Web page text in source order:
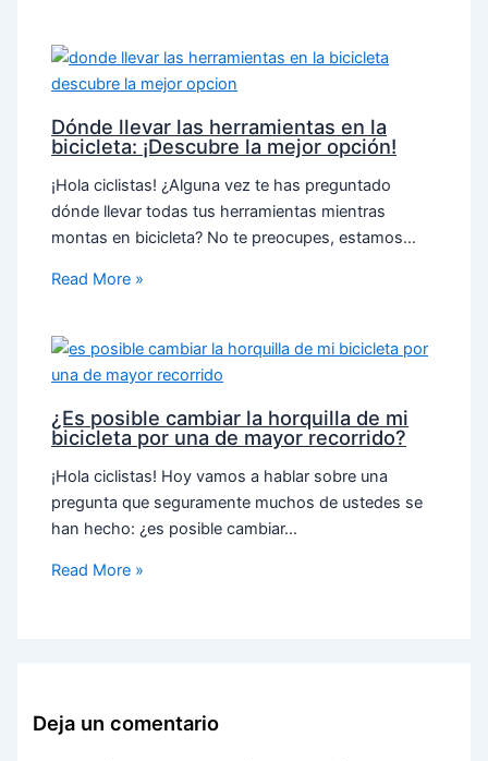
Dónde llevar las herramientas en la
bicicleta: ¡Descubre la mejor opción!
¡Hola ciclistas! ¿Alguna vez te has preguntado
dónde llevar todas tus herramientas mientras
montas en bicicleta? No te preocupes, estamos…
Read More »
¿Es posible cambiar la horquilla de mi
bicicleta por una de mayor recorrido?
¡Hola ciclistas! Hoy vamos a hablar sobre una
pregunta que seguramente muchos de ustedes se
han hecho: ¿es posible cambiar…
Read More »
Deja un comentario